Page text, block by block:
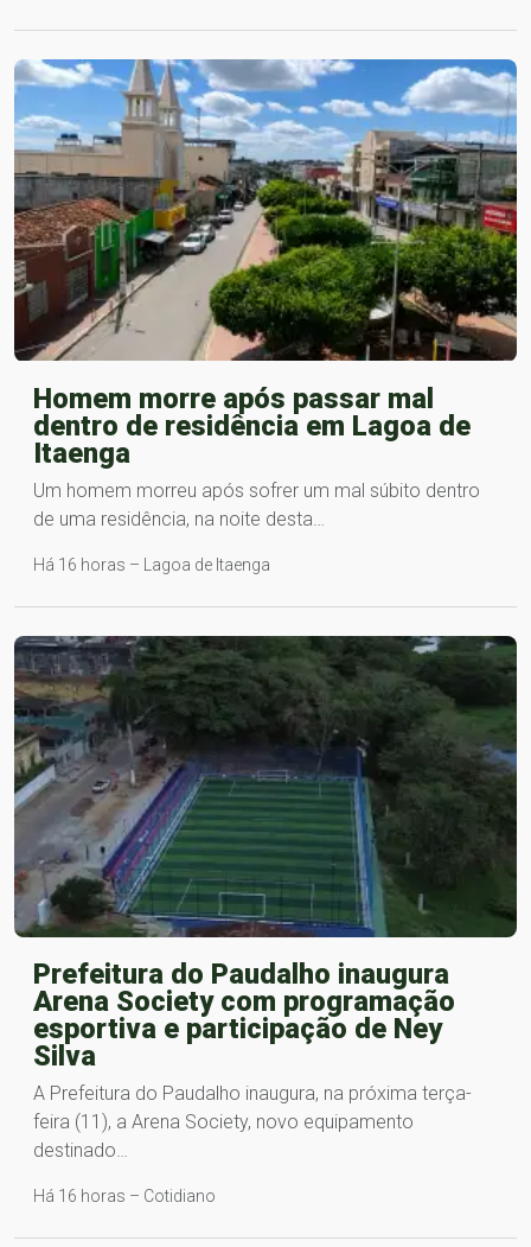
Homem morre após passar mal
dentro de residência em Lagoa de
Itaenga
Um homem morreu após sofrer um mal súbito dentro
de uma residência, na noite desta…
Há 16 horas – Lagoa de Itaenga
Prefeitura do Paudalho inaugura
Arena Society com programação
esportiva e participação de Ney
Silva
A Prefeitura do Paudalho inaugura, na próxima terça-
feira (11), a Arena Society, novo equipamento
destinado…
Há 16 horas – Cotidiano